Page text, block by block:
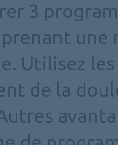
3
Utilisez
de la